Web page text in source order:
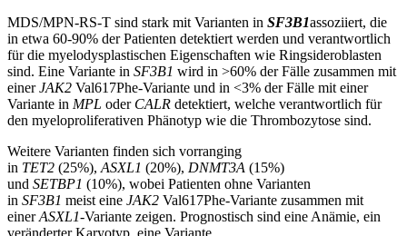
MDS/MPN-RS-T sind stark mit Varianten in SF3B1assoziiert, die
in etwa 60-90% der Patienten detektiert werden und verantwortlich
für die myelodysplastischen Eigenschaften wie Ringsideroblasten
sind. Eine Variante in SF3B1 wird in >60% der Fälle zusammen mit
einerJAK2 Val617Phe-Variante und in <3% der Fälle mit einer
Variante in MPL oder CALR detektiert, welche verantwortlich für
den myeloproliferativen Phänotyp wie die Thrombozytose sind.
Weitere Varianten finden sich vorranging
in TET2 (25%), ASXL1 (20%), DNMT3A (15%)
und SETBP1 (10%), wobei Patienten ohne Varianten
in SF3B1 meist eine JAK2 Val617Phe-Variante zusammen mit
einerASXL1-Variante zeigen. Prognostisch sind eine Anämie, ein
veränderter Karyotyp, eine Variante